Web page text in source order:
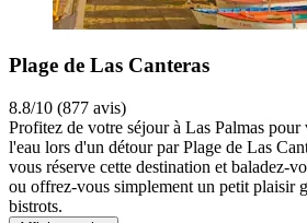
Plage de Las Canteras
8.8/10 (877 avis)
Profitez de votre séjour à Las Palmas pour
l'eau lors d'un détour par Plage de Las
vous réserve cette destination et baladez-
ou offrez-vous simplement un petit plaisir
bistrots.